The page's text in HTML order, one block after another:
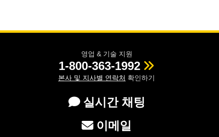
영업 & 기술 지원
1-800-363-1992
본사 및 지사별 연락처 확인하기
실시간 채팅
이메일